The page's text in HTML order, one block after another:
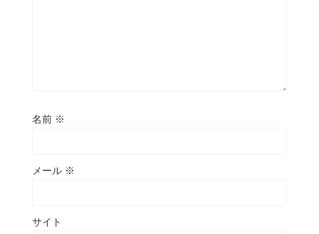
名前 ※
メール ※
サイト